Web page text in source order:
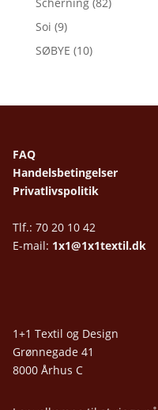
Scherning (82)
Soi (9)
SØBYE (10)
FAQ
Handelsbetingelser
Privatlivspolitik
Tlf.: 70 20 10 42
E-mail: 1x1@1x1textil.dk
1+1 Textil og Design
Grønnegade 41
8000 Århus C